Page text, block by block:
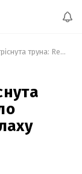
Смерть пастора та тріснута труна: Reuters розкрило можливе джерело спалаху Еболи в Конго